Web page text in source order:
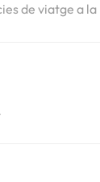
de viatge a